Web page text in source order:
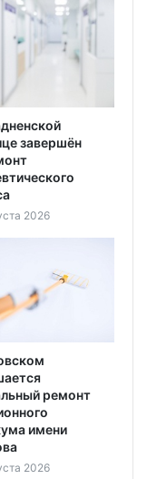
завершён
2026
ремонт
имени
2026